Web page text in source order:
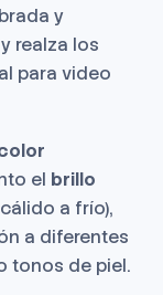
y
realza los
para video
el brillo
a frío),
a diferentes
tonos de piel.